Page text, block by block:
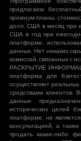
предлагаем
премиум-планы,
долл. США в месяц при
США в год при
платформе,
данных. Нет никаких
комиссий, связанных с
РАСКРЫТИЕ
платформа для
осуществляет
средствами клиентов.
данные
исторических целей
платформе, не
консультацией, а
продать какие-либо